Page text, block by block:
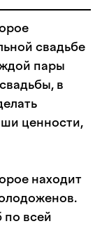
свадьбе
пары
в
ценности,
находит
по всей